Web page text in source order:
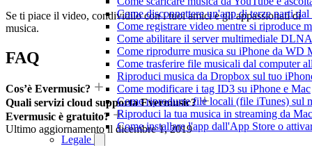
Come disconnettere un'app di terze parti
Come registrare video mentre si riproduce
Come abilitare il server multimediale
Come riprodurre musica su iPhone da WD
Come trasferire file musicali dal computer
Riproduci musica da Dropbox sul tuo
Come modificare i tag ID3 su iPhone e Mac
Come riprodurre file locali (file iTunes) sul
Riproduci la tua musica in streaming da
Come installare l'app dall'App Store o
Legale
Se ti piace il video, condividilo con i tuoi amici e gli appassionati di
musica.
FAQ
Cos’è Evermusic?
Quali servizi cloud supporta Evermusic?
Evermusic è gratuito?
Ultimo aggiornamento il dicembre 1, 2019